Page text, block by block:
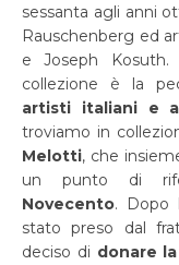
sessanta agli anni
Rauschenberg ed
e Joseph
collezione è la
artisti italiani e
troviamo in
Melotti, che
un punto di
Novecento. Dopo
stato preso dal
deciso di donare